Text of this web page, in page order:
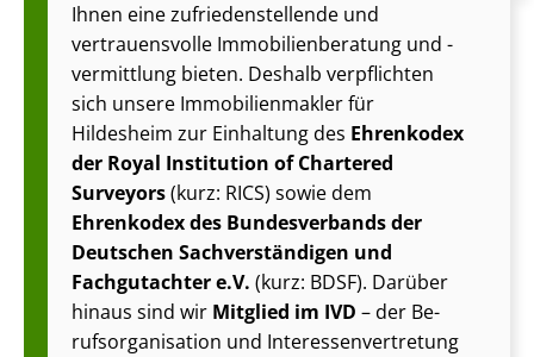
Ihnen eine zu­frie­den­stel­len­de und
vertrauensvolle Im­mo­bi­li­en­be­ra­tung und -
vermittlung bieten. Deshalb verpflichten
sich unsere Im­mo­bi­li­en­mak­ler für
Hildesheim zur Einhaltung des Ehrenkodex
der Royal Institution of Chartered
Surveyors(kurz: RICS) sowie dem
Ehrenkodex des Bundesverbands der
Deutschen Sach­ver­stän­di­gen und
Fachgutachter e.V. (kurz: BDSF). Darüber
hinaus sind wir Mitglied im IVD – der Be­
rufs­or­ga­ni­sa­ti­on und In­ter­es­sen­ver­tre­tung